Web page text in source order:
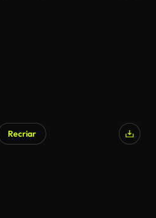
Recriar